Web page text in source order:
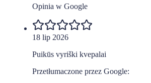
Opinia w Google
18 lip 2026
Puikūs vyriški kvepalai
Przetłumaczone przez Google: